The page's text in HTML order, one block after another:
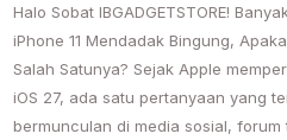
Halo Sobat IBGADGETSTORE!
iPhone 11 Mendadak Bingung,
Salah Satunya? Sejak Apple
iOS 27, ada satu pertanyaan yang
bermunculan di media sosial, forum